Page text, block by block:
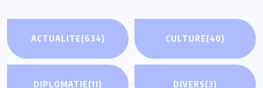
ACTUALITE(634) CULTURE(40)
DIPLOMATIE(11) DIVERS(3)